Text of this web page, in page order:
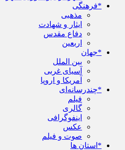
*فرهنگی
مذهبی
ایثار و شهادت
دفاع مقدس
اربعین
*جهان
بین الملل
آسیای غربی
آمریکا و اروپا
*چندرسانه‌ای
فیلم
گالری
اینفوگرافی
عکس
صوت و فیلم
*استان ها